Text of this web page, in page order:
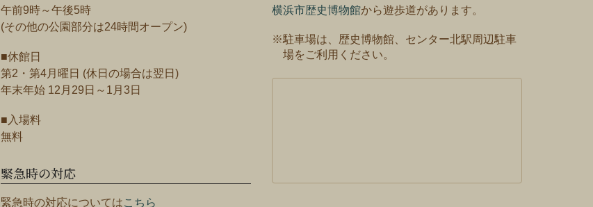
午前9時～午後5時
(その他の公園部分は24時間オープン)
■休館日
第2・第4月曜日 (休日の場合は翌日)
年末年始 12月29日～1月3日
■入場料
無料
緊急時の対応
緊急時の対応についてはこちら
横浜市歴史博物館から遊歩道があります。
※駐車場は、歴史博物館、センター北駅周辺駐車
場をご利用ください。